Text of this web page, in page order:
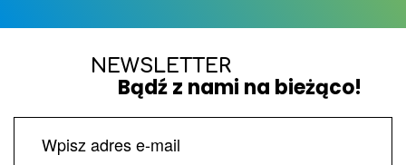
NEWSLETTER
Bądź z nami na bieżąco!